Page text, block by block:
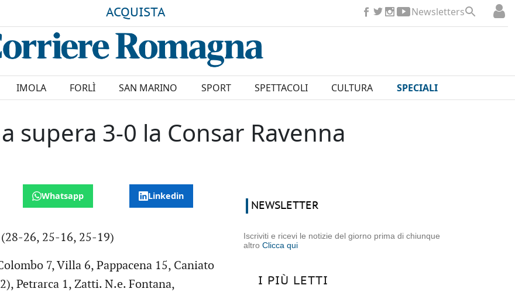
ACQUISTA Newsletters
IMOLA FORLÌ SAN MARINO SPORT SPETTACOLI CULTURA SPECIALI
supera 3-0 la Consar Ravenna
Whatsapp Linkedin
26, 25-16, 25-19)
7, Villa 6, Pappacena 15, Caniato
Petrarca 1, Zatti. N.e. Fontana,
NEWSLETTER
Iscriviti e ricevi le notizie del giorno prima di chiunque
altroClicca qui
I PIÙ LETTI